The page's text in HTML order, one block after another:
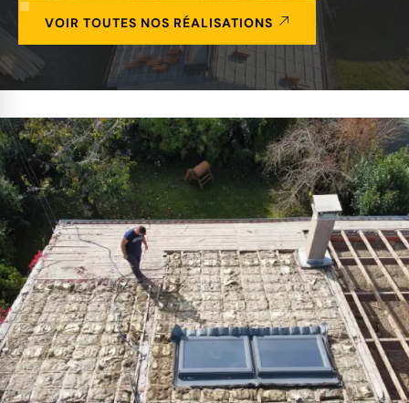
VOIR TOUTES NOS RÉALISATIONS